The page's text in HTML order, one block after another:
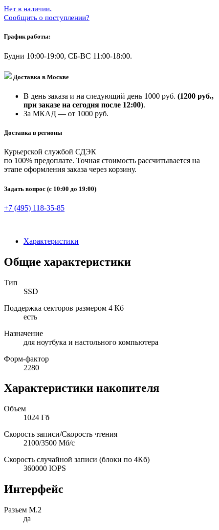
Нет в наличии.
Сообщить о поступлении?
График работы:
Будни 10:00-19:00, СБ-ВС 11:00-18:00.
Доставка в Москве
В день заказа и на следующий день 1000 руб. (1200 руб.,
при заказе на сегодня после 12:00).
За МКАД — от 1000 руб.
Доставка в регионы
Курьерской службой СДЭК
по 100% предоплате. Точная стоимость рассчитывается на
этапе оформления заказа через корзину.
Задать вопрос (с 10:00 до 19:00)
+7 (495) 118-35-85
Характеристики
Общие характеристики
Тип
SSD
Поддержка секторов размером 4 Кб
есть
Назначение
для ноутбука и настольного компьютера
Форм-фактор
2280
Характеристики накопителя
Объем
1024 Гб
Скорость записи/Скорость чтения
2100/3500 Мб/с
Скорость случайной записи (блоки по 4Кб)
360000 IOPS
Интерфейс
Разъем M.2
да